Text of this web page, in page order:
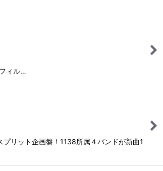
ィル…
リット企画盤！1138所属４バンドが新曲1